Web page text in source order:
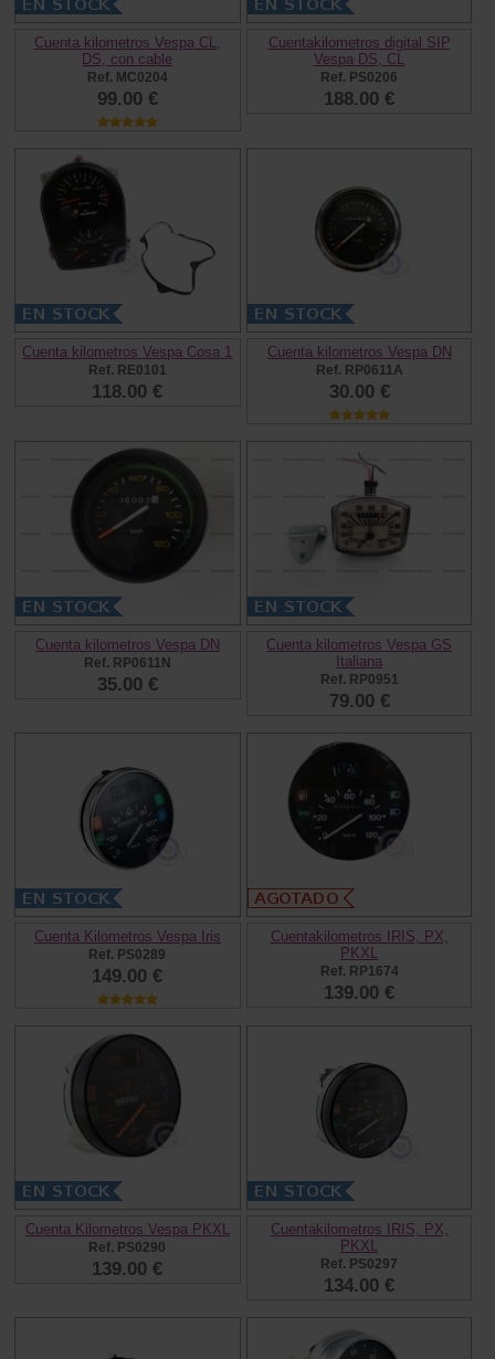
Cuenta kilometros Vespa CL,
DS, con cable
Ref. MC0204
99.00 €
Cuentakilometros digital SIP
Vespa DS, CL
Ref. PS0206
188.00 €
Cuenta kilometros Vespa Cosa 1
Ref. RE0101
118.00 €
Cuenta kilometros Vespa DN
Ref. RP0611A
30.00 €
Cuenta kilometros Vespa DN
Ref. RP0611N
35.00 €
Cuenta kilometros Vespa GS
Italiana
Ref. RP0951
79.00 €
Cuenta Kilometros Vespa Iris
Ref. PS0289
149.00 €
Cuentakilometros IRIS, PX,
PKXL
Ref. RP1674
139.00 €
Cuenta Kilometros Vespa PKXL
Ref. PS0290
139.00 €
Cuentakilometros IRIS, PX,
PKXL
Ref. PS0297
134.00 €